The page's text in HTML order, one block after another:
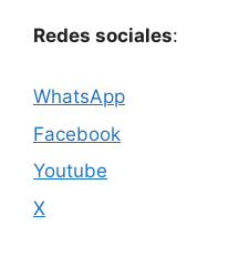
Redes sociales:
WhatsApp
Facebook
Youtube
X